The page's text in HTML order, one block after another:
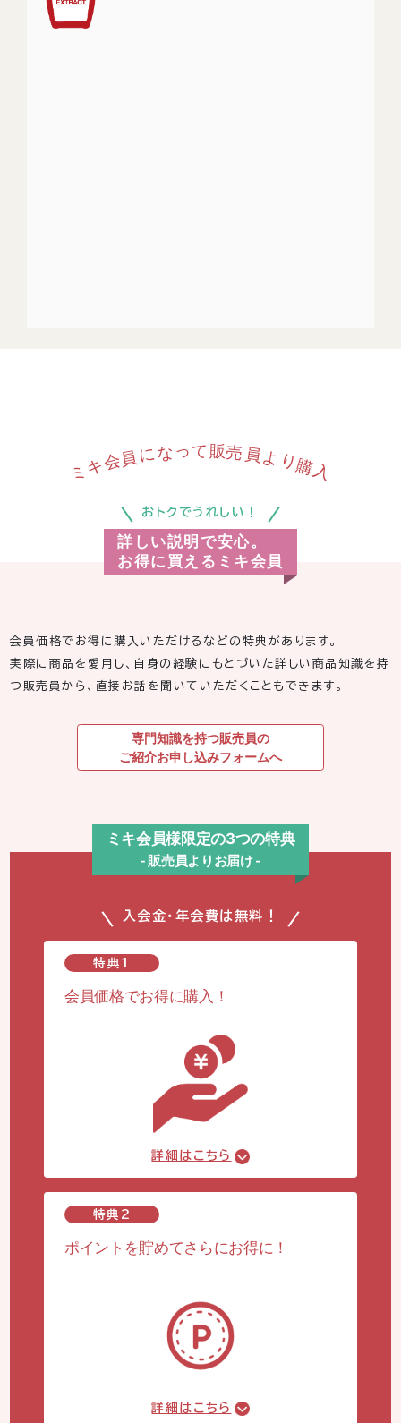
ミキ会員にな って 販売 員よ り購入
おトクでうれしい！
詳しい説明で安心。
お得に買えるミキ会員
会員価格でお得に購入いただけるなどの特典があります。
実際に商品を愛用し、自身の経験にもとづいた詳しい商品知識を持
つ販売員から、直接お話を聞いていただくこともできます。
専門知識を持つ販売員の
ご紹介お申し込みフォームへ
ミキ会員様限定の3つの特典
- 販売員よりお届け -
入会金・年会費は無料！
特典1
会員価格でお得に購入！
詳細はこちら
特典2
ポイントを貯めてさらにお得に！
詳細はこちら